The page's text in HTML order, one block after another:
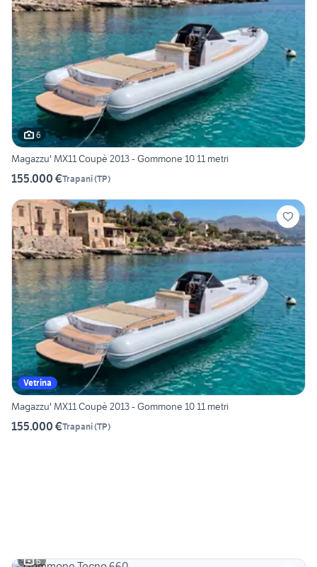
6
Magazzu' MX11 Coupè 2013 - Gommone 10 11 metri
155.000 €Trapani(TP)
Vetrina
Magazzu' MX11 Coupè 2013 - Gommone 10 11 metri
155.000 €Trapani(TP)
6